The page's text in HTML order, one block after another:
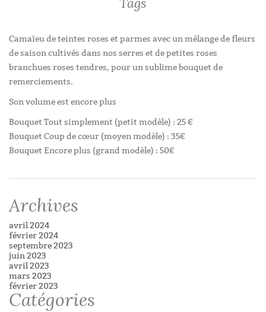
Tags
Camaïeu de teintes roses et parmes avec un mélange de fleurs
de saison cultivés dans nos serres et de petites roses
branchues roses tendres, pour un sublime bouquet de
remerciements.
Son volume est encore plus
Bouquet Tout simplement (petit modèle) : 25 €
Bouquet Coup de cœur (moyen modèle) : 35€
Bouquet Encore plus (grand modèle) : 50€
Archives
avril 2024
février 2024
septembre 2023
juin 2023
avril 2023
mars 2023
février 2023
Catégories